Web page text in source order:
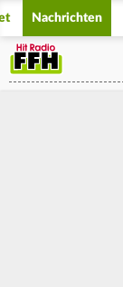
Nachrichten